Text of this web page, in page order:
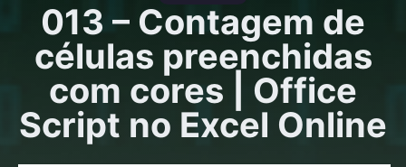
013 – Contagem de
células preenchidas
com cores | Office
Script no Excel Online